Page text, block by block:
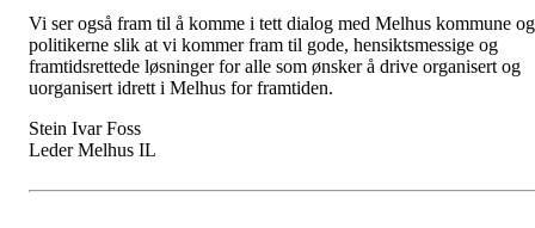
Vi ser også fram til å komme i tett dialog med Melhus kommune og
politikerne slik at vi kommer fram til gode, hensiktsmessige og
framtidsrettede løsninger for alle som ønsker å drive organisert og
uorganisert idrett i Melhus for framtiden.
Stein Ivar Foss
Leder Melhus IL